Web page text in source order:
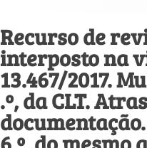
Recurso de
interposto na
13.467/2017.
.º, da CLT.